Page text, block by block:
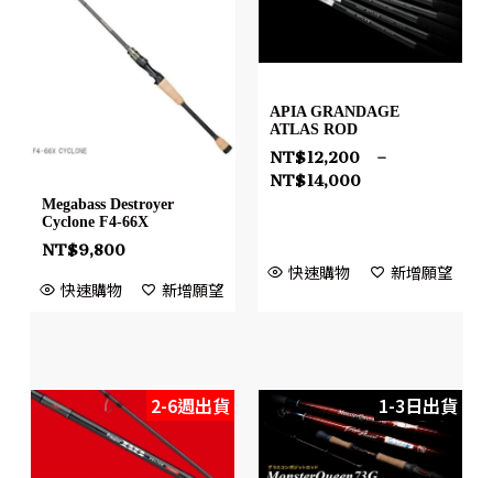
Megabass Destroyer
Cyclone F4-66X
NT$9,800
快速購物 新增願望
APIA GRANDAGE
ATLAS ROD
NT$12,200
–
NT$14,000
快速購物 新增願望
2-6週出貨 1-3日出貨